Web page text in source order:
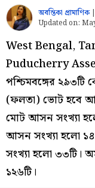
অবন্তিকা প্রামাণিক|
Updated on:
West Bengal,
Puducherry
পশ্চিমবঙ্গের ২৯৩টি
(ফলতা) ভোট হবে
মোট আসন সংখ্যা
আসন সংখ্যা হলো
সংখ্যা হলো ৩৩টি।
১২৬টি।